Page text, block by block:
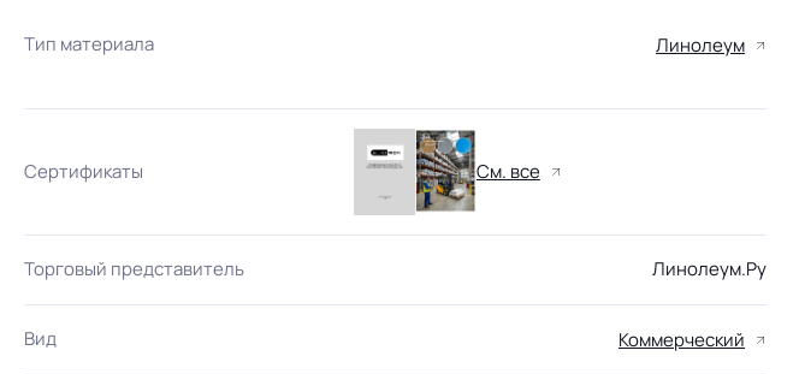
Тип материала Линолеум
Сертификаты См. все
Торговый представитель Линолеум.Ру
Вид Коммерческий